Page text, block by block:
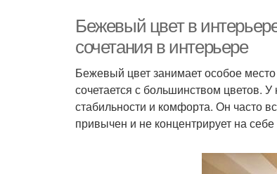
тонах
Модные сочетания
Бежевый цвет в
сочетания в интерьере
Бежевый цвет занимает особое
сочетается с большинством цветов.
стабильности и комфорта. Он часто
привычен и не концентрирует на